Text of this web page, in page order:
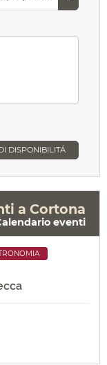
DISPONIBILITÁ
a Cortona
eventi